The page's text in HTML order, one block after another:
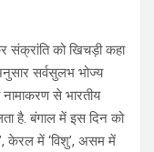
को खिचड़ी कहा
सर्वसुलभ भोज्य
से भारतीय
है. बंगाल में इस दिन को
केरल में ‘विशु’, असम में